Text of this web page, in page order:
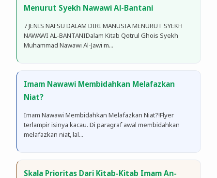
Menurut Syekh Nawawi Al-Bantani
7 JENIS NAFSU DALAM DIRI MANUSIA MENURUT SYEKH
NAWAWI AL-BANTANIDalam Kitab Qotrul Ghois Syekh
Muhammad Nawawi Al-Jawi m...
Imam Nawawi Membidahkan Melafazkan
Niat?
Imam Nawawi Membidahkan Melafazkan Niat?!Flyer
terlampir isinya kacau. Di paragraf awal membidahkan
melafazkan niat, lal...
Skala Prioritas Dari Kitab-Kitab Imam An-